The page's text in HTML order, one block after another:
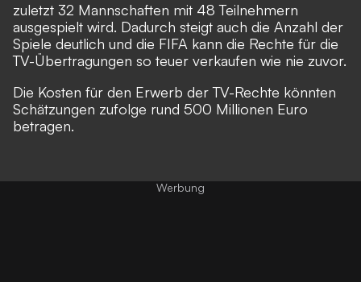
zuletzt 32 Mannschaften mit 48 Teilnehmern
ausgespielt wird. Dadurch steigt auch die Anzahl der
Spiele deutlich und die FIFA kann die Rechte für die
TV-Übertragungen so teuer verkaufen wie nie zuvor.
Die Kosten für den Erwerb der TV-Rechte könnten
Schätzungen zufolge rund 500 Millionen Euro
betragen.